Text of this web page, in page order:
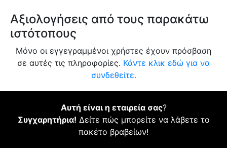
Αξιολογήσεις από τους παρακάτω
ιστότοπους
Μόνο οι εγγεγραμμένοι χρήστες έχουν πρόσβαση
σε αυτές τις πληροφορίες. Κάντε κλικ εδώ για να
συνδεθείτε.
Αυτή είναι η εταιρεία σας?
Συγχαρητήρια! Δείτε πώς μπορείτε να λάβετε το
πακέτο βραβείων!